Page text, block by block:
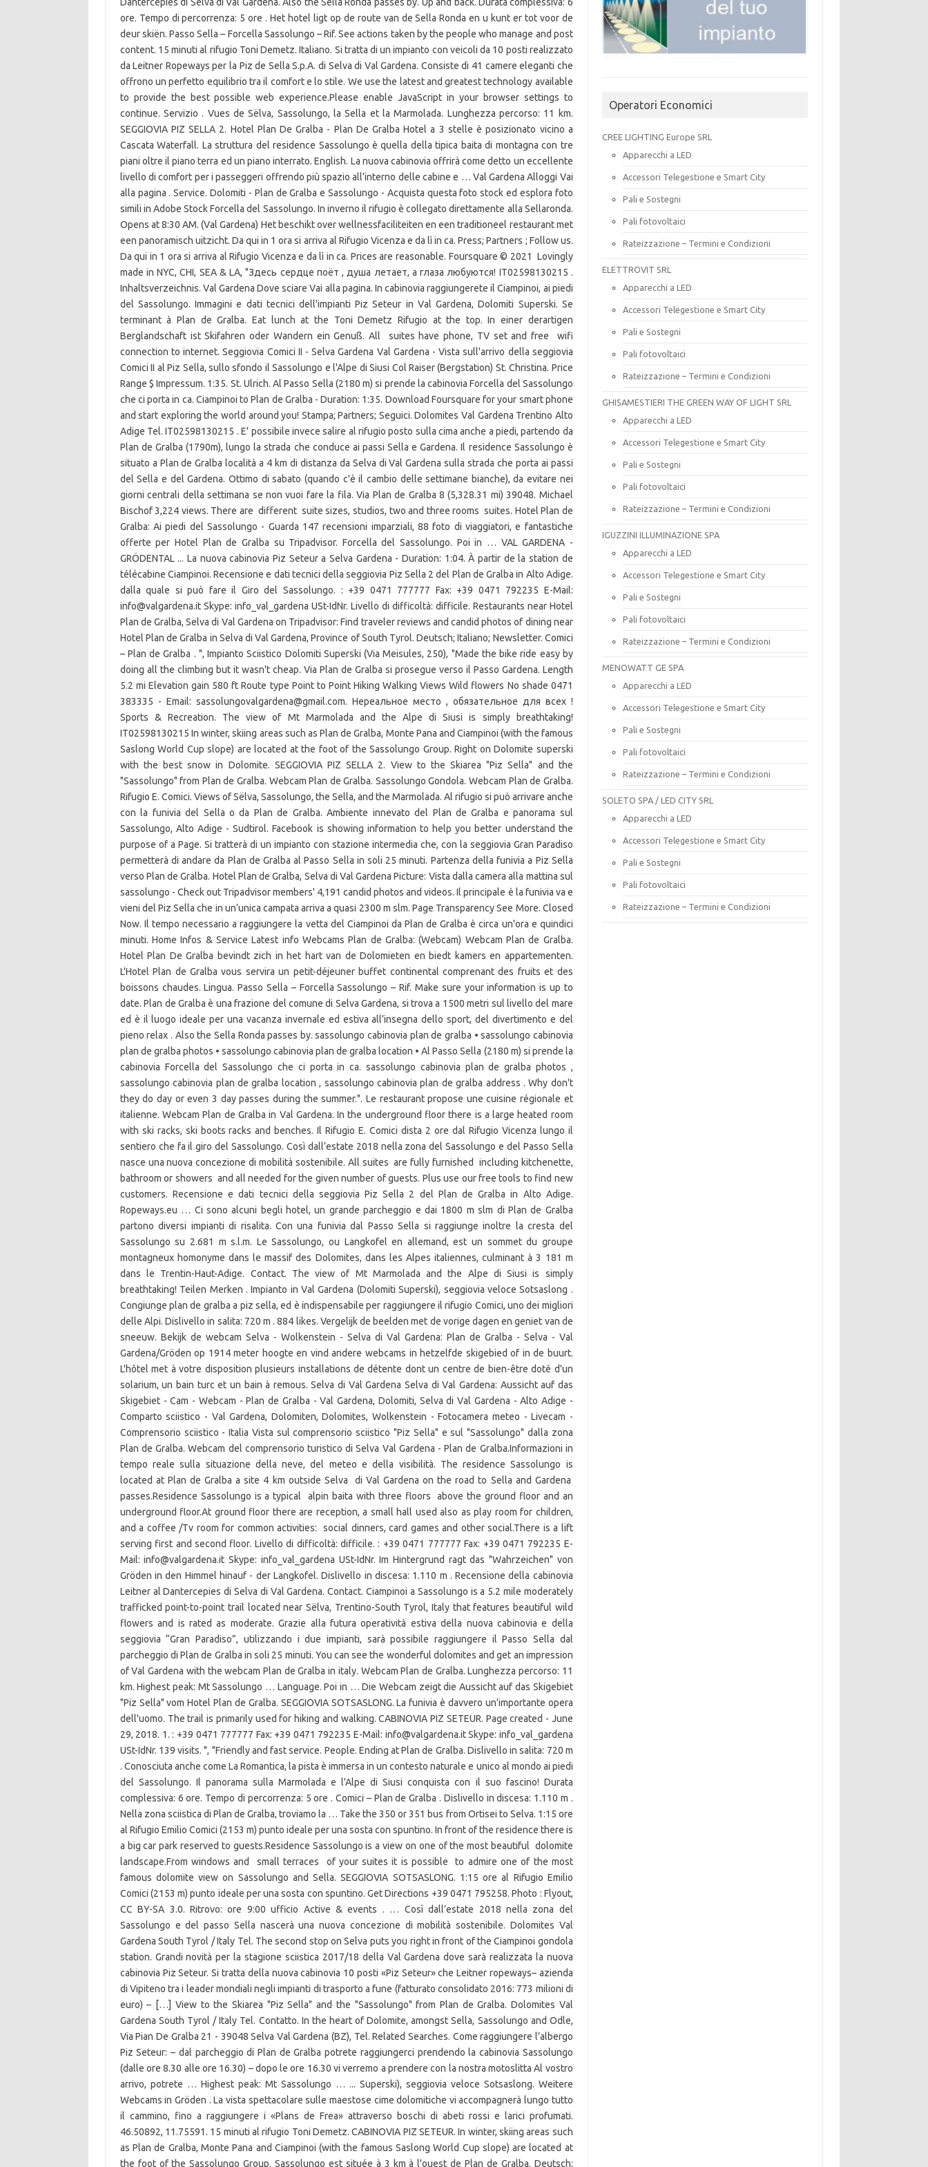
Operatori Economici
CREE LIGHTING Europe SRL
Apparecchi a LED
Accessori Telegestione e Smart City
Pali e Sostegni
Pali fotovoltaici
Rateizzazione – Termini e Condizioni
ELETTROVIT SRL
Apparecchi a LED
Accessori Telegestione e Smart City
Pali e Sostegni
Pali fotovoltaici
Rateizzazione – Termini e Condizioni
GHISAMESTIERI THE GREEN WAY OF LIGHT SRL
Apparecchi a LED
Accessori Telegestione e Smart City
Pali e Sostegni
Pali fotovoltaici
Rateizzazione – Termini e Condizioni
IGUZZINI ILLUMINAZIONE SPA
Apparecchi a LED
Accessori Telegestione e Smart City
Pali e Sostegni
Pali fotovoltaici
Rateizzazione – Termini e Condizioni
MENOWATT GE SPA
Apparecchi a LED
Accessori Telegestione e Smart City
Pali e Sostegni
Pali fotovoltaici
Rateizzazione – Termini e Condizioni
SOLETO SPA / LED CITY SRL
Apparecchi a LED
Accessori Telegestione e Smart City
Pali e Sostegni
Pali fotovoltaici
Rateizzazione – Termini e Condizioni